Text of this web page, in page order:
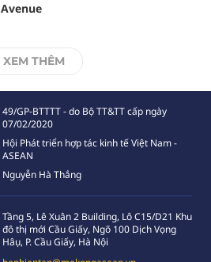
Avenue
XEM THÊM
49/GP-BTTTT - do Bộ TT&TT cấp ngày
07/02/2020
Hội Phát triển hợp tác kinh tế Việt Nam -
ASEAN
Nguyễn Hà Thắng
Tầng 5, Lê Xuân 2 Building, Lô C15/D21 Khu
đô thị mới Cầu Giấy, Ngõ 100 Dịch Vọng
Hâụ, P. Cầu Giấy, Hà Nội